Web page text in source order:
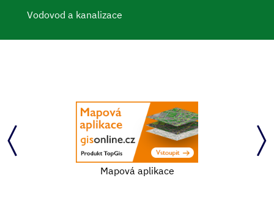
Vodovod a kanalizace
Mapová aplikace